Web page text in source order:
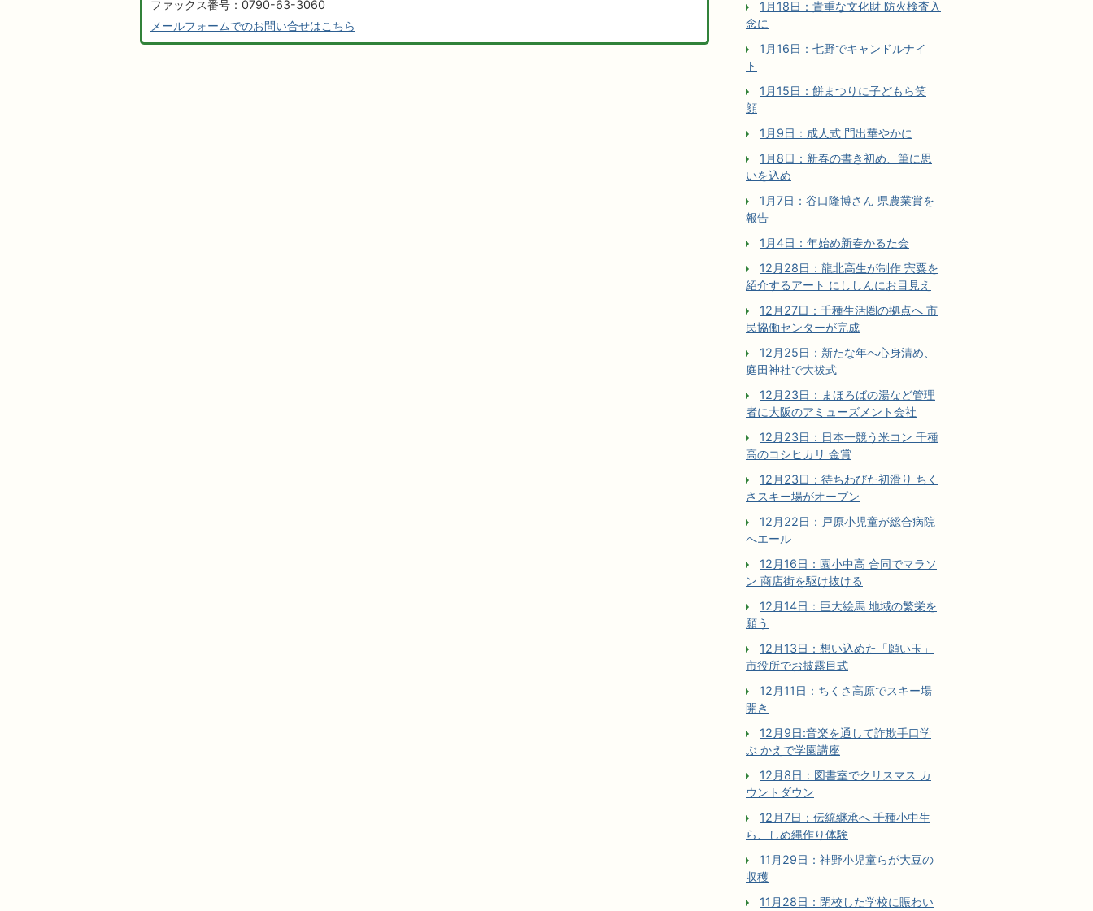
ファックス番号：0790-63-3060
メールフォームでのお問い合せはこちら
1月18日：貴重な文化財 防火検査入
念に
1月16日：七野でキャンドルナイ
ト
1月15日：餅まつりに子どもら笑
顔
1月9日：成人式 門出華やかに
1月8日：新春の書き初め、筆に思
いを込め
1月7日：谷口隆博さん 県農業賞を
報告
1月4日：年始め新春かるた会
12月28日：龍北高生が制作 宍粟を
紹介するアート にししんにお目見え
12月27日：千種生活圏の拠点へ 市
民協働センターが完成
12月25日：新たな年へ心身清め、
庭田神社で大祓式
12月23日：まほろばの湯など管理
者に大阪のアミューズメント会社
12月23日：日本一競う米コン 千種
高のコシヒカリ 金賞
12月23日：待ちわびた初滑り ちく
さスキー場がオープン
12月22日：戸原小児童が総合病院
へエール
12月16日：園小中高 合同でマラソ
ン 商店街を駆け抜ける
12月14日：巨大絵馬 地域の繁栄を
願う
12月13日：想い込めた「願い玉」
市役所でお披露目式
12月11日：ちくさ高原でスキー場
開き
12月9日:音楽を通して詐欺手口学
ぶ かえで学園講座
12月8日：図書室でクリスマス カ
ウントダウン
12月7日：伝統継承へ 千種小中生
ら、しめ縄作り体験
11月29日：神野小児童らが大豆の
収穫
11月28日：閉校した学校に賑わい